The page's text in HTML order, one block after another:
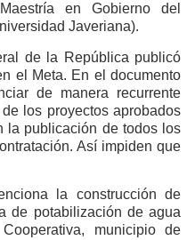
en Gobierno del
Javeriana).
de la República publicó
el Meta. En el documento
de manera recurrente
los proyectos aprobados
la publicación de todos los
Así impiden que
la construcción de
de potabilización de agua
municipio de